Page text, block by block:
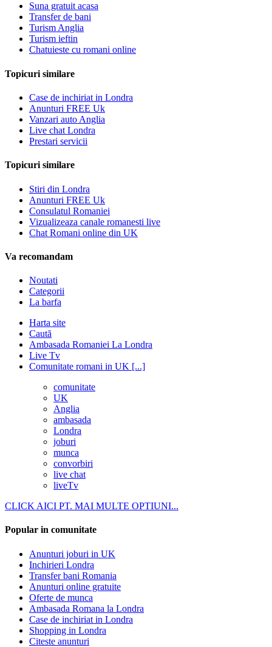
Suna gratuit acasa
Transfer de bani
Turism Anglia
Turism ieftin
Chatuieste cu romani online
Topicuri similare
Case de inchiriat in Londra
Anunturi FREE Uk
Vanzari auto Anglia
Live chat Londra
Prestari servicii
Topicuri similare
Stiri din Londra
Anunturi FREE Uk
Consulatul Romaniei
Vizualizeaza canale romanesti live
Chat Romani online din UK
Va recomandam
Noutati
Categorii
La barfa
Harta site
Caută
Ambasada Romaniei La Londra
Live Tv
Comunitate romani in UK [...]
comunitate
UK
Anglia
ambasada
Londra
joburi
munca
convorbiri
live chat
liveTv
CLICK AICI PT. MAI MULTE OPTIUNI...
Popular in comunitate
Anunturi joburi in UK
Inchirieri Londra
Transfer bani Romania
Anunturi online gratuite
Oferte de munca
Ambasada Romana la Londra
Case de inchiriat in Londra
Shopping in Londra
Citeste anunturi